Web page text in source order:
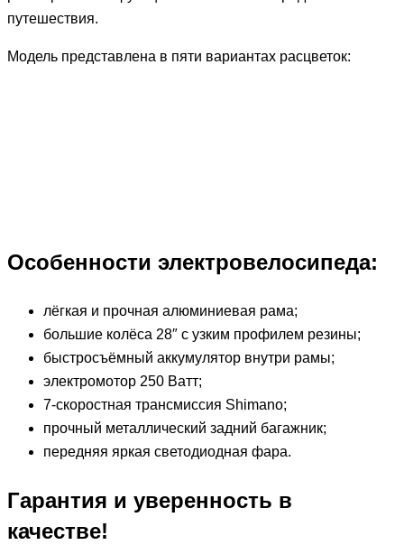
путешествия.
Модель представлена в пяти вариантах расцветок:
Особенности электровелосипеда:
лёгкая и прочная алюминиевая рама;
большие колёса 28″ с узким профилем резины;
быстросъёмный аккумулятор внутри рамы;
электромотор 250 Ватт;
7-скоростная трансмиссия Shimano;
прочный металлический задний багажник;
передняя яркая светодиодная фара.
Гарантия и уверенность в
качестве!